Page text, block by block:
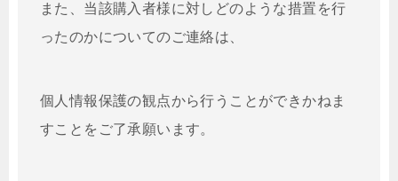
また、当該購入者様に対しどのような措置を行
ったのかについてのご連絡は、
個人情報保護の観点から行うことができかねま
すことをご了承願います。